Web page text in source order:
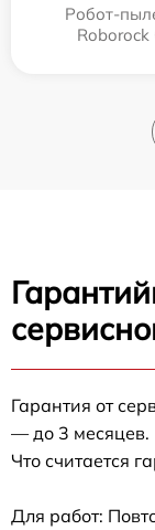
Робот-
Roborock
Гарантия от
— до 3 месяцев.
Что считается
Для работ: